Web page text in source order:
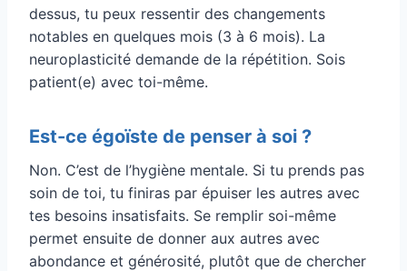
dessus, tu peux ressentir des changements
notables en quelques mois (3 à 6 mois). La
neuroplasticité demande de la répétition. Sois
patient(e) avec toi-même.
Est-ce égoïste de penser à soi ?
Non. C’est de l’hygiène mentale. Si tu prends pas
soin de toi, tu finiras par épuiser les autres avec
tes besoins insatisfaits. Se remplir soi-même
permet ensuite de donner aux autres avec
abondance et générosité, plutôt que de chercher